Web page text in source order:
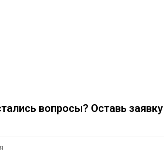
вопросы? Оставь